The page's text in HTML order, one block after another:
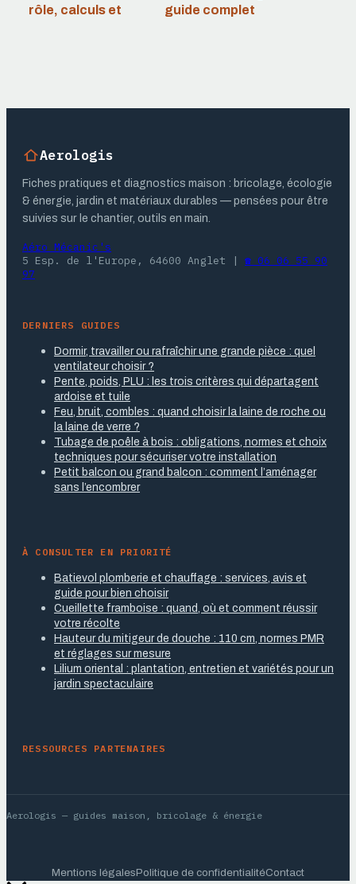
rôle, calculs et
guide complet
Aerologis
Fiches pratiques et diagnostics maison : bricolage, écologie
& énergie, jardin et matériaux durables — pensées pour être
suivies sur le chantier, outils en main.
Aéro Mécanic's
5 Esp. de l'Europe, 64600 Anglet | ☎ 06 06 55 90
97
DERNIERS GUIDES
Dormir, travailler ou rafraîchir une grande pièce : quel
ventilateur choisir ?
Pente, poids, PLU : les trois critères qui départagent
ardoise et tuile
Feu, bruit, combles : quand choisir la laine de roche ou
la laine de verre ?
Tubage de poêle à bois : obligations, normes et choix
techniques pour sécuriser votre installation
Petit balcon ou grand balcon : comment l’aménager
sans l’encombrer
À CONSULTER EN PRIORITÉ
Batievol plomberie et chauffage : services, avis et
guide pour bien choisir
Cueillette framboise : quand, où et comment réussir
votre récolte
Hauteur du mitigeur de douche : 110 cm, normes PMR
et réglages sur mesure
Lilium oriental : plantation, entretien et variétés pour un
jardin spectaculaire
RESSOURCES PARTENAIRES
Aerologis — guides maison, bricolage & énergie
Mentions légalesPolitique de confidentialitéContact